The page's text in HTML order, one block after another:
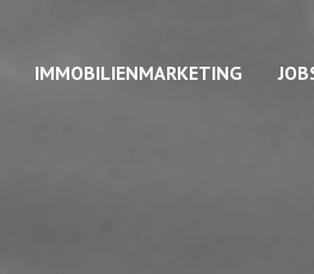
IMMOBILIENMARKETING